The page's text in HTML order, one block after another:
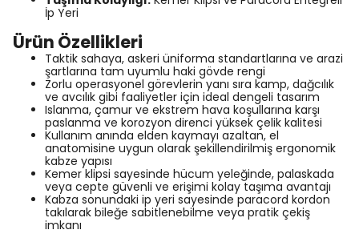
İp Yeri
Ürün Özellikleri
Taktik sahaya, askeri üniforma standartlarına ve arazi
şartlarına tam uyumlu haki gövde rengi
Zorlu operasyonel görevlerin yanı sıra kamp, dağcılık
ve avcılık gibi faaliyetler için ideal dengeli tasarım
Islanma, çamur ve ekstrem hava koşullarına karşı
paslanma ve korozyon direnci yüksek çelik kalitesi
Kullanım anında elden kaymayı azaltan, el
anatomisine uygun olarak şekillendirilmiş ergonomik
kabze yapısı
Kemer klipsi sayesinde hücum yeleğinde, palaskada
veya cepte güvenli ve erişimi kolay taşıma avantajı
Kabza sonundaki ip yeri sayesinde paracord kordon
takılarak bileğe sabitlenebilme veya pratik çekiş
imkanı